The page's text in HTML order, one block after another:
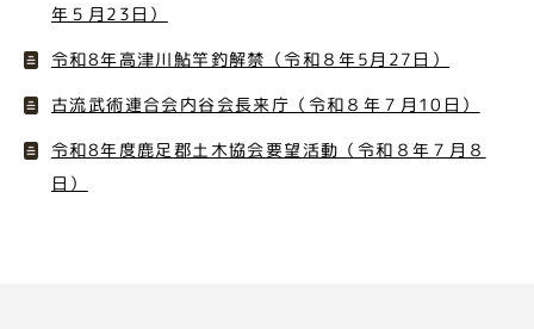
年５月23日）
令和8年高津川鮎竿釣解禁（令和８年5月27日）
古流武術連合会内谷会長来庁（令和８年７月10日）
令和8年度鹿足郡土木協会要望活動（令和８年７月８
日）